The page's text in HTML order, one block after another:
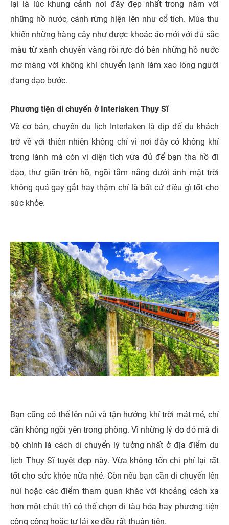
lại là lúc khung cảnh nơi đây đẹp nhất trong năm với
những hồ nước, cánh rừng hiện lên như cổ tích. Mùa thu
khiến những hàng cây như được khoác áo mới với đủ sắc
màu từ xanh chuyển vàng rồi rực đỏ bên những hồ nước
mơ màng với không khí chuyển lạnh làm xao lòng người
đang dạo bước.
Phương tiện di chuyển ở Interlaken Thụy Sĩ
Về cơ bản, chuyến du lịch Interlaken là dịp để du khách
trở về với thiên nhiên không chỉ vì nơi đây có không khí
trong lành mà còn vì diện tích vừa đủ để bạn tha hồ đi
dạo, thư giãn trên hồ, ngồi tắm nắng dưới ánh mặt trời
không quá gay gắt hay thậm chí là bất cứ điều gì tốt cho
sức khỏe.
Bạn cũng có thể lên núi và tận hưởng khí trời mát mẻ, chỉ
cần không ngồi yên trong phòng. Vì những lý do đó mà đi
bộ chính là cách di chuyển lý tưởng nhất ở địa điểm du
lịch Thụy Sĩ tuyệt đẹp này. Vừa không tốn chi phí lại rất
tốt cho sức khỏe nữa nhé. Còn nếu bạn cần di chuyển lên
núi hoặc các điểm tham quan khác với khoảng cách xa
hơn một chút thì có thể chọn đi tàu hỏa hay phương tiện
công cộng hoặc tự lái xe đều rất thuận tiện.